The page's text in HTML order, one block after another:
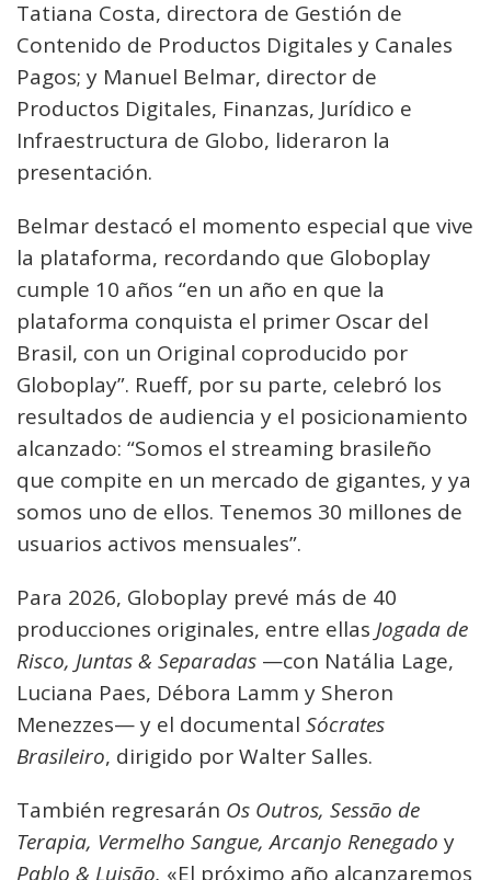
Tatiana Costa, directora de Gestión de
Contenido de Productos Digitales y Canales
Pagos; y Manuel Belmar, director de
Productos Digitales, Finanzas, Jurídico e
Infraestructura de Globo, lideraron la
presentación.
Belmar destacó el momento especial que vive
la plataforma, recordando que Globoplay
cumple 10 años “en un año en que la
plataforma conquista el primer Oscar del
Brasil, con un Original coproducido por
Globoplay”. Rueff, por su parte, celebró los
resultados de audiencia y el posicionamiento
alcanzado: “Somos el streaming brasileño
que compite en un mercado de gigantes, y ya
somos uno de ellos. Tenemos 30 millones de
usuarios activos mensuales”.
Para 2026, Globoplay prevé más de 40
producciones originales, entre ellas Jogada de
Risco, Juntas & Separadas —con Natália Lage,
Luciana Paes, Débora Lamm y Sheron
Menezzes— y el documental Sócrates
Brasileiro, dirigido por Walter Salles.
También regresarán Os Outros, Sessão de
Terapia, Vermelho Sangue, Arcanjo Renegado y
Pablo & Luisão. «El próximo año alcanzaremos